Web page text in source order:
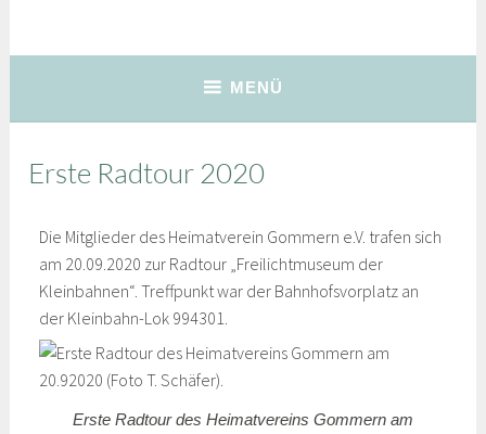
MENÜ
Erste Radtour 2020
Die Mitglieder des Heimatverein Gommern e.V. trafen sich
am 20.09.2020 zur Radtour „Freilichtmuseum der
Kleinbahnen“. Treffpunkt war der Bahnhofsvorplatz an
der Kleinbahn-Lok 994301.
Erste Radtour des Heimatvereins Gommern am